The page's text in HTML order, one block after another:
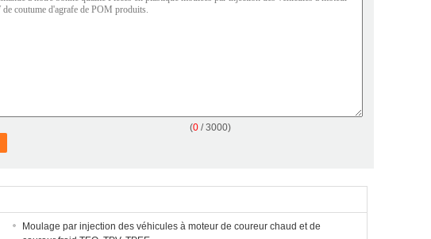
(0 / 3000)
Moulage par injection des véhicules à moteur de coureur chaud et de